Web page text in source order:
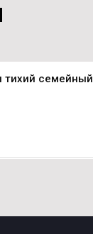
тихий семейный